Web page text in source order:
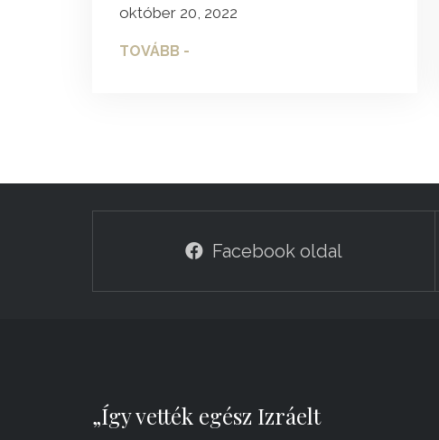
október 20, 2022
TOVÁBB -
Facebook oldal
„Így vették egész Izráelt